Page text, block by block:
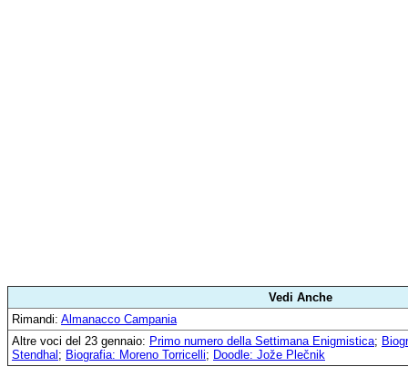
Vedi Anche
Rimandi: Almanacco Campania
Altre voci del 23 gennaio: Primo numero della Settimana Enigmistica;
Stendhal ; Biografia: Moreno Torricelli; Doodle: Jože Plečnik